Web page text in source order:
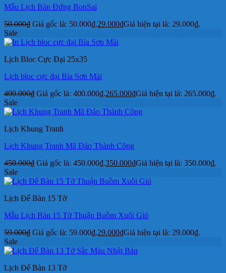
Mẫu Lịch Bàn Đứng BonSai
50.000₫ Giá gốc là: 50.000₫.29.000₫Giá hiện tại là: 29.000₫.
Sale
Lịch Bloc Cực Đại 25x35
Lịch bloc cực đại Bìa Sơn Mài
400.000₫ Giá gốc là: 400.000₫.265.000₫Giá hiện tại là: 265.000₫.
Sale
Lịch Khung Tranh
Lịch Khung Tranh Mã Đáo Thành Công
450.000₫ Giá gốc là: 450.000₫.350.000₫Giá hiện tại là: 350.000₫.
Sale
Lịch Để Bàn 15 Tờ
Mẫu Lịch Bàn 15 Tờ Thuận Buồm Xuôi Gió
59.000₫ Giá gốc là: 59.000₫.29.000₫Giá hiện tại là: 29.000₫.
Sale
Lịch Để Bàn 13 Tờ